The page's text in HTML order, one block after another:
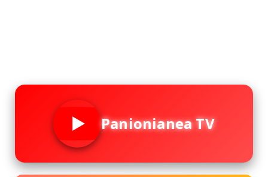
Panionianea TV